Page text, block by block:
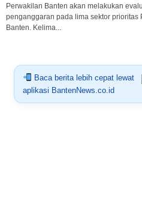
Perwakilan Banten akan melakukan
penganggaran pada lima sektor prioritas
Banten. Kelima...
Baca berita lebih cepat lewat
aplikasi BantenNews.co.id